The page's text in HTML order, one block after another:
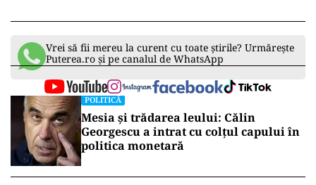
Vrei să fii mereu la curent cu toate știrile? Urmărește
Puterea.ro și pe canalul de WhatsApp
POLITICĂ
Mesia și trădarea leului: Călin
Georgescu a intrat cu colțul capului în
politica monetară